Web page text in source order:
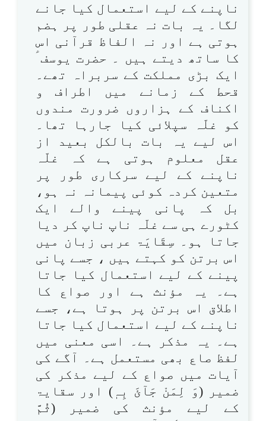
ناپنے کے لیے استعمال کیا جانے
لگا۔ یہ بات نہ عقلی طور پر ہضم
ہوتی ہے اور نہ الفاظ قرآنی اس
کا ساتھ دیتے ہیں ۔ حضرت یوسف ؑ
ایک بڑی مملکت کے سربراہ تھے۔
قحط کے زمانے میں اطراف و
اکناف کے ہزاروں ضرورت مندوں
کو غلّہ سپلائی کیا جارہا تھا۔
اس لیے یہ بات بالکل بعید از
عقل معلوم ہوتی ہے کہ غلّہ
ناپنے کے لیے سرکاری طور پر
متعین کردہ کوئی پیمانہ نہ ہو،
بل کہ پانی پینے والے ایک
کٹورے ہی سے غلّہ ناپ ناپ کر دیا
جاتا ہو۔ سِقَایَۃ عربی زبان میں
اس برتن کو کہتے ہیں ، جسے پانی
پینے کے لیے استعمال کیا جاتا
ہے۔ یہ مؤنث ہے اور صواع کا
اطلاق اس برتن پر ہوتا ہے، جسے
ناپنے کے لیے استعمال کیا جاتا
ہے۔ یہ مذکر ہے۔ اسی معنی میں
لفظ صاع بھی مستعمل ہے۔ آگے کی
آیات میں صواع کے لیے مذکر کی
ضمیر (وَ لِمَنْ جَآئَ بِہٖ) اور سقایۃ
کے لیے مؤنث کی ضمیر (ثُمَّ